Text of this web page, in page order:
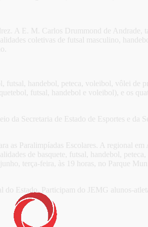
A E. M. Carlos Drummond de Andrade,
coletivas de futsal masculino,
handebol, peteca, voleibol, vôlei de
futsal, handebol e voleibol), e os
Secretaria de Estado de Esportes e da
as Paralimpíadas Escolares. A regional
de basquete, futsal, handebol,
terça-feira, às 19 horas, no Parque
Estado. Participam do JEMG alunos-